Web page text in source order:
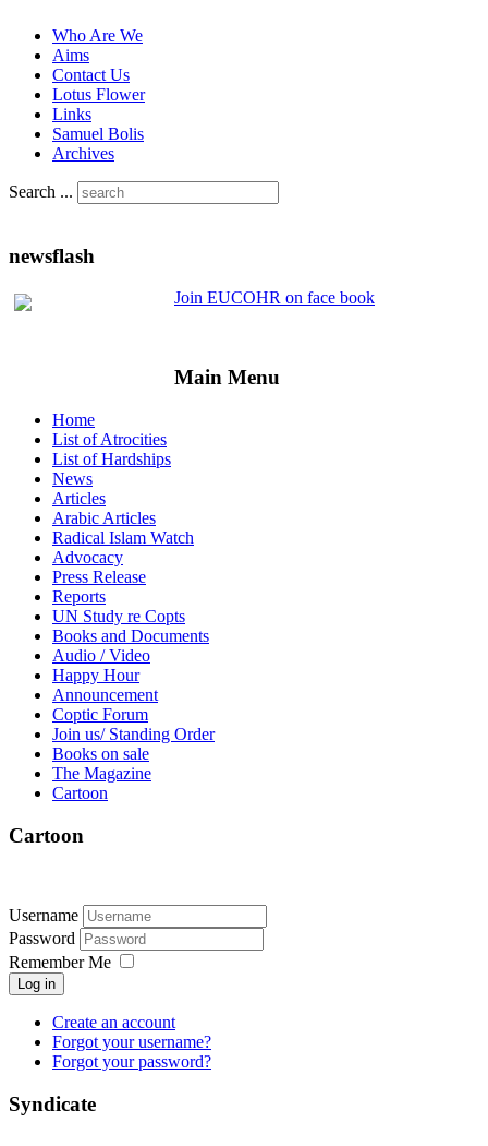
Who Are We
Aims
Contact Us
Lotus Flower
Links
Samuel Bolis
Archives
Search ...
newsflash
Join EUCOHR on face book
Main Menu
Home
List of Atrocities
List of Hardships
News
Articles
Arabic Articles
Radical Islam Watch
Advocacy
Press Release
Reports
UN Study re Copts
Books and Documents
Audio / Video
Happy Hour
Announcement
Coptic Forum
Join us/ Standing Order
Books on sale
The Magazine
Cartoon
Cartoon
Username
Password
Remember Me
Log in
Create an account
Forgot your username?
Forgot your password?
Syndicate